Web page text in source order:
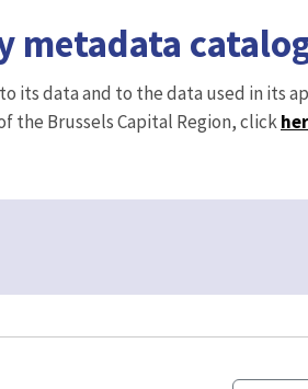
metadata
its data and to the data used in
the Brussels Capital Region, click